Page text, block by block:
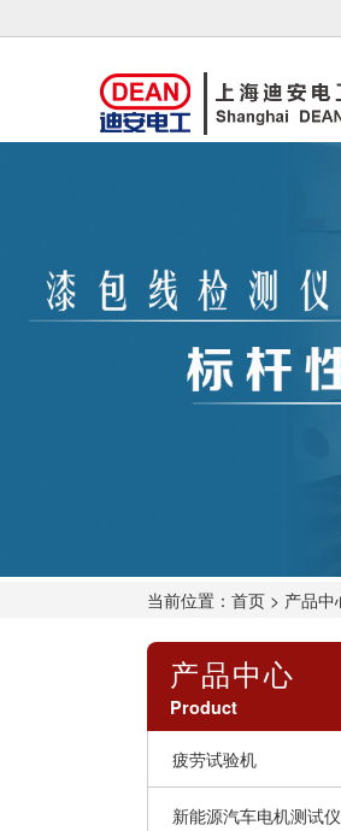
当前位置： 首页 > 产品中
产品中心
Product
疲劳试验机
新能源汽车电机测试